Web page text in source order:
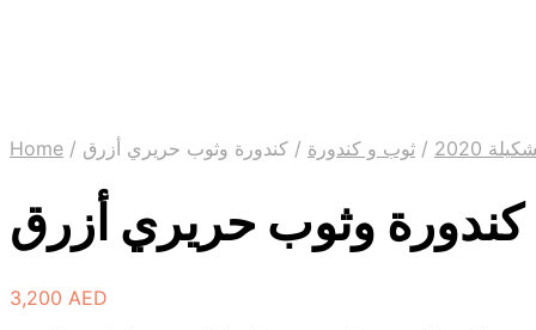
Home / 2020
/ ثوب و كندورة / كندورة وثوب حريري أزرق
كندورة وثوب حريري أزرق
3,200 AED